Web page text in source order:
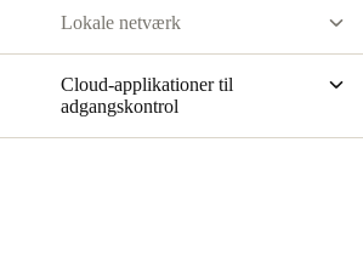
Germany
HARDWAREVILKÅR
SOFTWAREVILKÅR
VIRKSOMHEDSTRANSAKTIONER
Lokale netværk
Salto XS4 Face | Servicevilkår
Cloud-applikationer til
adgangskontrol